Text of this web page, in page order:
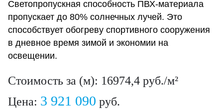
Светопропускная способность ПВХ-материала
пропускает до 80% солнечных лучей. Это
способствует обогреву спортивного сооружения
в дневное время зимой и экономии на
освещении.
Стоимость за (м): 16974,4 руб./м²
Цена: 3 921 090 руб.